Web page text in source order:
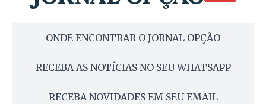
ONDE ENCONTRAR O JORNAL OPÇÃO
RECEBA AS NOTÍCIAS NO SEU WHATSAPP
RECEBA NOVIDADES EM SEU EMAIL